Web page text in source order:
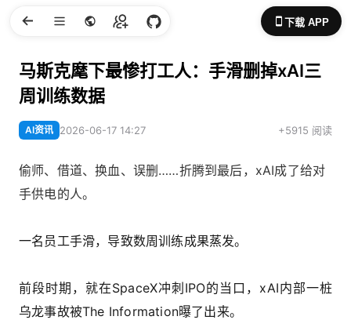
下载 APP
马斯克麾下最惨打工人：手滑删掉xAI三
周训练数据
AI资讯 2026-06-17 14:27 +5915 阅读
偷师、借道、换血、误删……折腾到最后，xAI成了给对
手供电的人。
一名员工手滑，导致数周训练成果蒸发。
前段时期，就在SpaceX冲刺IPO的当口，xAI内部一桩
乌龙事故被The Information曝了出来。